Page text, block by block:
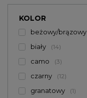
KOLOR
beżowy/brązowy
biały 14
camo 3
czarny 12
granatowy 1